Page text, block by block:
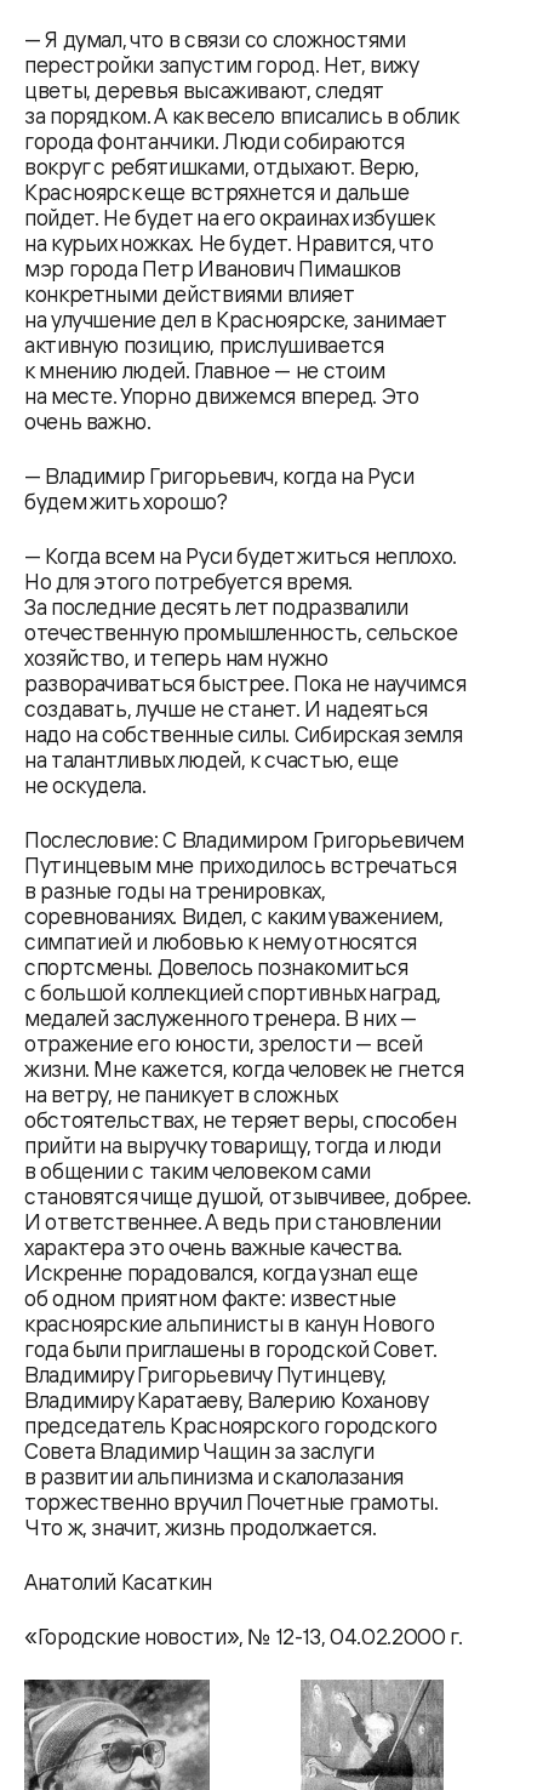
— Я думал, что в связи со сложностями
перестройки запустим город. Нет, вижу
цветы, деревья высаживают, следят
за порядком. А как весело вписались в облик
города фонтанчики. Люди собираются
вокруг с ребятишками, отдыхают. Верю,
Красноярск еще встряхнется и дальше
пойдет. Не будет на его окраинах избушек
на курьих ножках. Не будет. Нравится, что
мэр города Петр Иванович Пимашков
конкретными действиями влияет
на улучшение дел в Красноярске, занимает
активную позицию, прислушивается
к мнению людей. Главное — не стоим
на месте. Упорно движемся вперед. Это
очень важно.
— Владимир Григорьевич, когда на Руси
будем жить хорошо?
— Когда всем на Руси будет житься неплохо.
Но для этого потребуется время.
За последние десять лет подразвалили
отечественную промышленность, сельское
хозяйство, и теперь нам нужно
разворачиваться быстрее. Пока не научимся
создавать, лучше не станет. И надеяться
надо на собственные силы. Сибирская земля
на талантливых людей, к счастью, еще
не оскудела.
Послесловие: С Владимиром Григорьевичем
Путинцевым мне приходилось встречаться
в разные годы на тренировках,
соревнованиях. Видел, с каким уважением,
симпатией и любовью к нему относятся
спортсмены. Довелось познакомиться
с большой коллекцией спортивных наград,
медалей заслуженного тренера. В них —
отражение его юности, зрелости — всей
жизни. Мне кажется, когда человек не гнется
на ветру, не паникует в сложных
обстоятельствах, не теряет веры, способен
прийти на выручку товарищу, тогда и люди
в общении с таким человеком сами
становятся чище душой, отзывчивее, добрее.
И ответственнее. А ведь при становлении
характера это очень важные качества.
Искренне порадовался, когда узнал еще
об одном приятном факте: известные
красноярские альпинисты в канун Нового
года были приглашены в городской Совет.
Владимиру Григорьевичу Путинцеву,
Владимиру Каратаеву, Валерию Коханову
председатель Красноярского городского
Совета Владимир Чащин за заслуги
в развитии альпинизма и скалолазания
торжественно вручил Почетные грамоты.
Что ж, значит, жизнь продолжается.
Анатолий Касаткин
«Городские новости», № 12-13, 04.02.2000 г.